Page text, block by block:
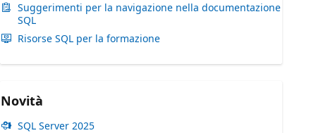
Suggerimenti per la navigazione nella documentazione
SQL
Risorse SQL per la formazione
Novità
SQL Server 2025